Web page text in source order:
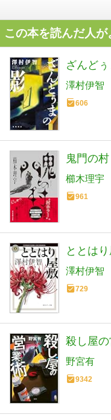
この本を読んだ人
ざんど
澤村伊智
606
鬼門の村
櫛木理宇
961
ととは
澤村伊智
729
殺し屋
野宮有
9342